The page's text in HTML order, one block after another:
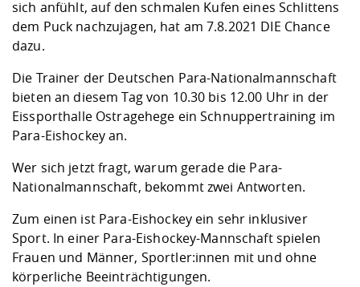
Vorbereitung
Checkliste zum
Studien- und
und Physik
Digitales Lernen
Fremdsprachen
Studieren in
Studentenwerk
Angebote der
Arbeit
Career Service
Weiterbilden im
Formulare und
Internationale
FIS -
Prototyping und
Gründung und
Kontakt &
Klimaschutz &
Förderverein
Gremien und
Informatik/
Maschinenbau
Angebote für Unternehmen
Qualitätssicherung
sich anfühlt, auf den schmalen Kufen eines Schlittens
dem Puck nachzujagen, hat am 7.8.2021 DIE Chance
dazu.
Die Trainer der Deutschen Para-Nationalmannschaft
bieten an diesem Tag von 10.30 bis 12.00 Uhr in der
Eissporthalle Ostragehege ein Schnuppertraining im
Para-Eishockey an.
Wer sich jetzt fragt, warum gerade die Para-
Nationalmannschaft, bekommt zwei Antworten.
Zum einen ist Para-Eishockey ein sehr inklusiver
Sport. In einer Para-Eishockey-Mannschaft spielen
Frauen und Männer, Sportler:innen mit und ohne
körperliche Beeinträchtigungen.